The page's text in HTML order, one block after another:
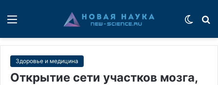
Здоровье и медицина
Открытие сети участков мозга,